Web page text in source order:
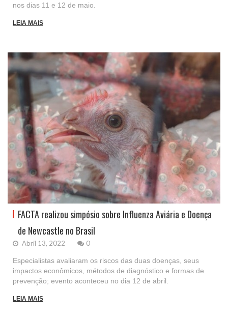
nos dias 11 e 12 de maio.
LEIA MAIS
FACTA realizou simpósio sobre Influenza Aviária e Doença
de Newcastle no Brasil
Abril 13, 2022 0
Especialistas avaliaram os riscos das duas doenças, seus
impactos econômicos, métodos de diagnóstico e formas de
prevenção; evento aconteceu no dia 12 de abril.
LEIA MAIS